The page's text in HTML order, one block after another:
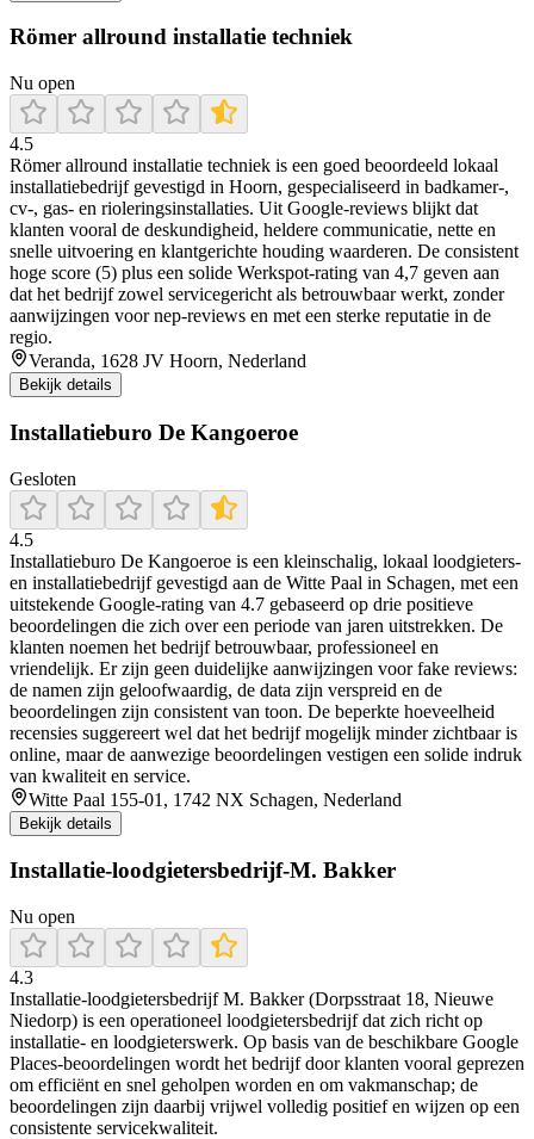
Römer allround installatie techniek
Nu open
4.5
Römer allround installatie techniek is een goed beoordeeld lokaal
installatiebedrijf gevestigd in Hoorn, gespecialiseerd in badkamer-,
cv‑, gas‑ en rioleringsinstallaties. Uit Google-reviews blijkt dat
klanten vooral de deskundigheid, heldere communicatie, nette en
snelle uitvoering en klantgerichte houding waarderen. De consistent
hoge score (5) plus een solide Werkspot-rating van 4,7 geven aan
dat het bedrijf zowel servicegericht als betrouwbaar werkt, zonder
aanwijzingen voor nep‑reviews en met een sterke reputatie in de
regio.
Veranda, 1628 JV Hoorn, Nederland
Bekijk details
Installatieburo De Kangoeroe
Gesloten
4.5
Installatieburo De Kangoeroe is een kleinschalig, lokaal loodgieters-
en installatiebedrijf gevestigd aan de Witte Paal in Schagen, met een
uitstekende Google-rating van 4.7 gebaseerd op drie positieve
beoordelingen die zich over een periode van jaren uitstrekken. De
klanten noemen het bedrijf betrouwbaar, professioneel en
vriendelijk. Er zijn geen duidelijke aanwijzingen voor fake reviews:
de namen zijn geloofwaardig, de data zijn verspreid en de
beoordelingen zijn consistent van toon. De beperkte hoeveelheid
recensies suggereert wel dat het bedrijf mogelijk minder zichtbaar is
online, maar de aanwezige beoordelingen vestigen een solide indruk
van kwaliteit en service.
Witte Paal 155-01, 1742 NX Schagen, Nederland
Bekijk details
Installatie-loodgietersbedrijf-M. Bakker
Nu open
4.3
Installatie-loodgietersbedrijf M. Bakker (Dorpsstraat 18, Nieuwe
Niedorp) is een operationeel loodgietersbedrijf dat zich richt op
installatie- en loodgieterswerk. Op basis van de beschikbare Google
Places-beoordelingen wordt het bedrijf door klanten vooral geprezen
om efficiënt en snel geholpen worden en om vakmanschap; de
beoordelingen zijn daarbij vrijwel volledig positief en wijzen op een
consistente servicekwaliteit.